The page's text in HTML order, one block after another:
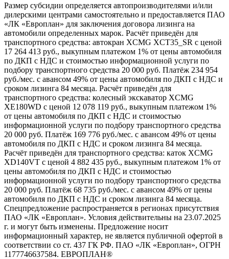
Размер субсидии определяется автопроизводителями и/или
дилерскими центрами самостоятельно и предоставляется ПАО
«ЛК «Европлан» для заключения договора лизинга на
автомобили определенных марок. Расчёт приведён для
транспортного средства: автокран XCMG XCT35_SR с ценой
17 264 413 руб., выкупным платежом 1% от цены автомобиля
по ДКП с НДС и стоимостью информационной услуги по
подбору транспортного средства 20 000 руб. Платёж 234 954
руб./мес. с авансом 49% от цены автомобиля по ДКП с НДС и
сроком лизинга 84 месяца. Расчёт приведён для
транспортного средства: колесный экскаватор XCMG
XE180WD с ценой 12 078 119 руб., выкупным платежом 1%
от цены автомобиля по ДКП с НДС и стоимостью
информационной услуги по подбору транспортного средства
20 000 руб. Платёж 169 776 руб./мес. с авансом 49% от цены
автомобиля по ДКП с НДС и сроком лизинга 84 месяца.
Расчёт приведён для транспортного средства: каток XCMG
XD140VT с ценой 4 882 435 руб., выкупным платежом 1% от
цены автомобиля по ДКП с НДС и стоимостью
информационной услуги по подбору транспортного средства
20 000 руб. Платёж 68 735 руб./мес. с авансом 49% от цены
автомобиля по ДКП с НДС и сроком лизинга 84 месяца.
Спецпредложение распространяется в регионах присутствия
ПАО «ЛК «Европлан». Условия действительны на 23.07.2025
г. и могут быть изменены. Предложение носит
информационный характер, не является публичной офертой в
соответствии со ст. 437 ГК РФ. ПАО «ЛК «Европлан», ОГРН
1177746637584. ЕВРОПЛАН®